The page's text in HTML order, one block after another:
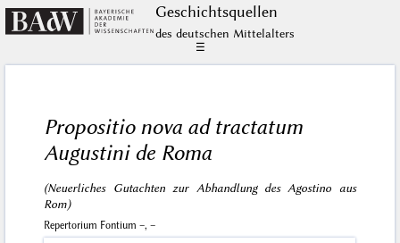
Geschichts­quellen
des deutschen Mittelalters
☰
Propositio nova ad tractatum
Augustini de Roma
(Neuerliches Gutachten zur Abhandlung des Agostino aus
Rom)
Repertorium Fontium –, –